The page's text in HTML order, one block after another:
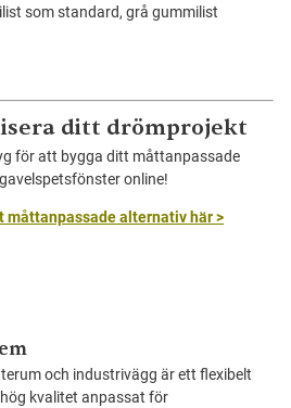
som standard, grå gummilist
ditt drömprojekt
för att bygga ditt måttanpassade
online!
måttanpassade alternativ här >
och industrivägg är ett flexibelt
kvalitet anpassat för